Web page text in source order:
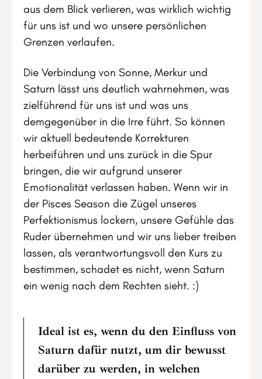
aus dem Blick verlieren, was wirklich wichtig
für uns ist und wo unsere persönlichen
Grenzen verlaufen.
Die Verbindung von Sonne, Merkur und
Saturn lässt uns deutlich wahrnehmen, was
zielführend für uns ist und was uns
demgegenüber in die Irre führt. So können
wir aktuell bedeutende Korrekturen
herbeiführen und uns zurück in die Spur
bringen, die wir aufgrund unserer
Emotionalität verlassen haben. Wenn wir in
der Pisces Season die Zügel unseres
Perfektionismus lockern, unsere Gefühle das
Ruder übernehmen und wir uns lieber treiben
lassen, als verantwortungsvoll den Kurs zu
bestimmen, schadet es nicht, wenn Saturn
ein wenig nach dem Rechten sieht. :)
Ideal ist es, wenn du den Einfluss von
Saturn dafür nutzt, um dir bewusst
darüber zu werden, in welchen